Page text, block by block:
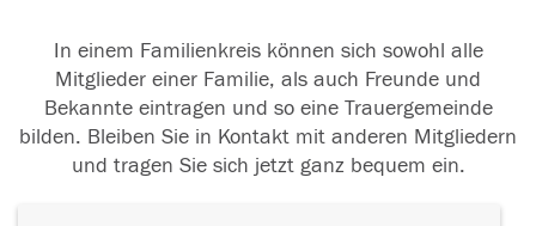
In einem Familienkreis können sich sowohl alle
Mitglieder einer Familie, als auch Freunde und
Bekannte eintragen und so eine Trauergemeinde
bilden. Bleiben Sie in Kontakt mit anderen Mitgliedern
und tragen Sie sich jetzt ganz bequem ein.